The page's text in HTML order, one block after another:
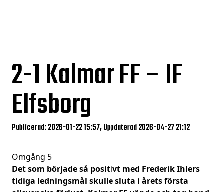
2-1Kalmar FF – IF
Elfsborg
Publicerad: 2026-01-22 15:57, Uppdaterad 2026-04-27 21:12
Omgång 5
Det som började så positivt med Frederik Ihlers
tidiga ledningsmål skulle sluta i årets första